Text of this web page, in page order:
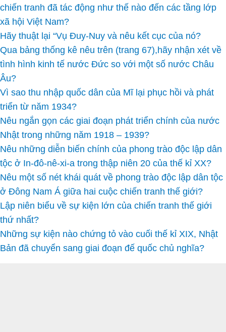
chiến tranh đã tác động như thế nào đến các tầng lớp
xã hội Việt Nam?
Hãy thuật lại “Vụ Đuy-Nuy và nêu kết cục của nó?
Qua bảng thống kê nêu trên (trang 67),hãy nhận xét về
tình hình kinh tế nước Đức so với một số nước Châu
Âu?
Vì sao thu nhập quốc dân của Mĩ lại phục hồi và phát
triển từ năm 1934?
Nêu ngắn gọn các giai đoạn phát triển chính của nước
Nhật trong những năm 1918 – 1939?
Nêu những diễn biến chính của phong trào độc lập dân
tộc ở In-đô-nê-xi-a trong thập niên 20 của thế kỉ XX?
Nêu một số nét khái quát về phong trào độc lập dân tộc
ở Đông Nam Á giữa hai cuộc chiến tranh thế giới?
Lập niên biểu về sự kiện lớn của chiến tranh thế giới
thứ nhất?
Những sự kiện nào chứng tỏ vào cuối thế kỉ XIX, Nhật
Bản đã chuyển sang giai đoạn đế quốc chủ nghĩa?